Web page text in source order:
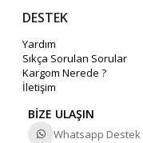
DESTEK
Yardım
Sıkça Sorulan Sorular
Kargom Nerede ?
İletişim
BİZE ULAŞIN
Whatsapp Destek